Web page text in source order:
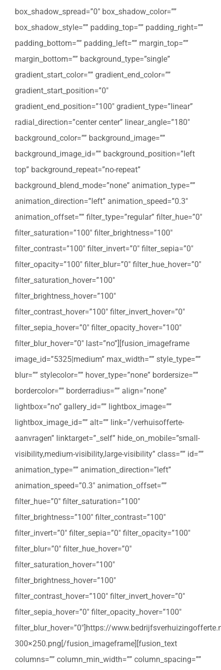
box_shadow_spread=”0″ box_shadow_color=””
box_shadow_style=”” padding_top=”” padding_right=””
padding_bottom=”” padding_left=”” margin_top=””
margin_bottom=”” background_type=”single”
gradient_start_color=”” gradient_end_color=””
gradient_start_position=”0″
gradient_end_position=”100″ gradient_type=”linear”
radial_direction=”center center” linear_angle=”180″
background_color=”” background_image=””
background_image_id=”” background_position=”left
top” background_repeat=”no-repeat”
background_blend_mode=”none” animation_type=””
animation_direction=”left” animation_speed=”0.3″
animation_offset=”” filter_type=”regular” filter_hue=”0″
filter_saturation=”100″ filter_brightness=”100″
filter_contrast=”100″ filter_invert=”0″ filter_sepia=”0″
filter_opacity=”100″ filter_blur=”0″ filter_hue_hover=”0″
filter_saturation_hover=”100″
filter_brightness_hover=”100″
filter_contrast_hover=”100″ filter_invert_hover=”0″
filter_sepia_hover=”0″ filter_opacity_hover=”100″
filter_blur_hover=”0″ last=”no”][fusion_imageframe
image_id=”5325|medium” max_width=”” style_type=””
blur=”” stylecolor=”” hover_type=”none” bordersize=””
bordercolor=”” borderradius=”” align=”none”
lightbox=”no” gallery_id=”” lightbox_image=””
lightbox_image_id=”” alt=”” link=”/verhuisofferte-
aanvragen” linktarget=”_self” hide_on_mobile=”small-
visibility,medium-visibility,large-visibility” class=”” id=””
animation_type=”” animation_direction=”left”
animation_speed=”0.3″ animation_offset=””
filter_hue=”0″ filter_saturation=”100″
filter_brightness=”100″ filter_contrast=”100″
filter_invert=”0″ filter_sepia=”0″ filter_opacity=”100″
filter_blur=”0″ filter_hue_hover=”0″
filter_saturation_hover=”100″
filter_brightness_hover=”100″
filter_contrast_hover=”100″ filter_invert_hover=”0″
filter_sepia_hover=”0″ filter_opacity_hover=”100″
filter_blur_hover=”0″]https://
300×250.png[/fusion_imageframe][fusion_text
columns=”” column_min_width=”” column_spacing=””